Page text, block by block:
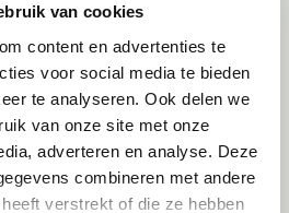
van cookies
content en advertenties te
voor social media te bieden
te analyseren. Ook delen we
van onze site met onze
adverteren en analyse. Deze
combineren met andere
verstrekt of die ze hebben